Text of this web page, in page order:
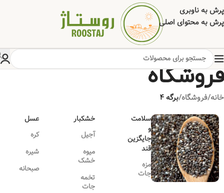
پرش به ناوبری
پرش به محتوای اصلی
فروشگاه
خانه/فروشگاه/برگه 4
سلامت
و
جایگزین
قند
مزه
جات
خشکبار
آجیل
میوه
خشک
تخمه
جات
عسل
کره
شیره
صبحانه